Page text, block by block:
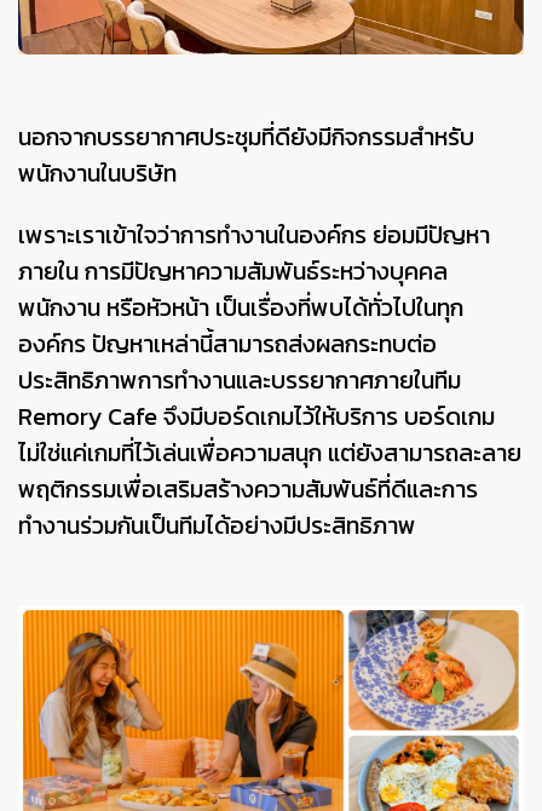
นอกจากบรรยากาศประชุมที่ดียังมีกิจกรรมสำหรับ
พนักงานในบริษัท
เพราะเราเข้าใจว่าการทำงานในองค์กร ย่อมมีปัญหา
ภายใน การมีปัญหาความสัมพันธ์ระหว่างบุคคล
พนักงาน หรือหัวหน้า เป็นเรื่องที่พบได้ทั่วไปในทุก
องค์กร ปัญหาเหล่านี้สามารถส่งผลกระทบต่อ
ประสิทธิภาพการทำงานและบรรยากาศภายในทีม
Remory Cafe จึงมีบอร์ดเกมไว้ให้บริการ บอร์ดเกม
ไม่ใช่แค่เกมที่ไว้เล่นเพื่อความสนุก แต่ยังสามารถละลาย
พฤติกรรมเพื่อเสริมสร้างความสัมพันธ์ที่ดีและการ
ทำงานร่วมกันเป็นทีมได้อย่างมีประสิทธิภาพ